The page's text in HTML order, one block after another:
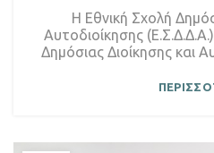
Η Εθνική Σχολή
Αυτοδιοίκησης
Δημόσιας Διοίκησης και